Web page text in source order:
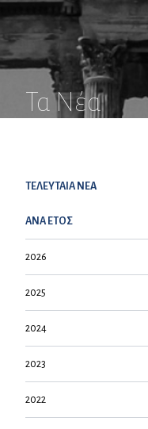
Τα Νέα
ΤΕΛΕΥΤΑΙΑ NEA
ΑΝΑ ΕΤΟΣ
2026
2025
2024
2023
2022